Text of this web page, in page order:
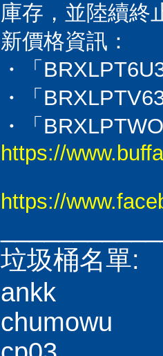
庫存，並陸續終
新價格資訊：
・「
・「
・「
https://
https://
垃圾桶名單:
ankk
chumowu